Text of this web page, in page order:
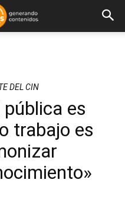
DEL CIN
es
trabajo es